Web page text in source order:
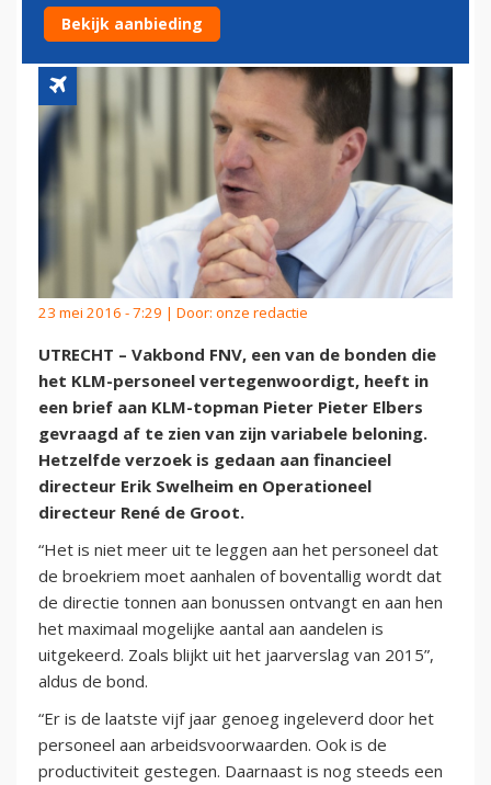
VARIABELE BELONING
23 mei 2016 - 7:29 | Door: onze redactie
UTRECHT – Vakbond FNV, een van de bonden die
het KLM-personeel vertegenwoordigt, heeft in
een brief aan KLM-topman Pieter Pieter Elbers
gevraagd af te zien van zijn variabele beloning.
Hetzelfde verzoek is gedaan aan financieel
directeur Erik Swelheim en Operationeel
directeur René de Groot.
“Het is niet meer uit te leggen aan het personeel dat
de broekriem moet aanhalen of boventallig wordt dat
de directie tonnen aan bonussen ontvangt en aan hen
het maximaal mogelijke aantal aan aandelen is
uitgekeerd. Zoals blijkt uit het jaarverslag van 2015”,
aldus de bond.
“Er is de laatste vijf jaar genoeg ingeleverd door het
personeel aan arbeidsvoorwaarden. Ook is de
productiviteit gestegen. Daarnaast is nog steeds een
Bekijk aanbieding